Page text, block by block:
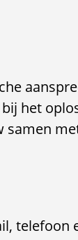
het
telefoon